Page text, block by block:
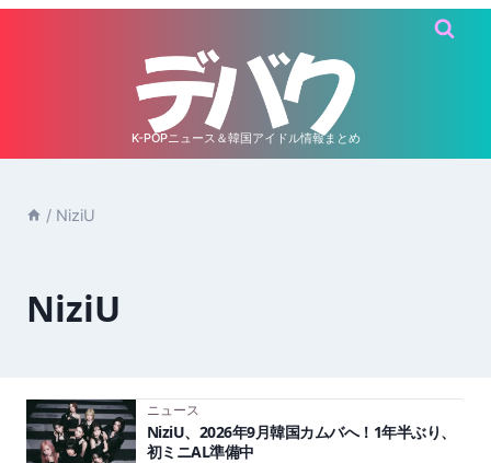
K-POPニュース＆韓国アイドル情報まとめ
/ NiziU
NiziU
ニュース
NiziU、2026年9月韓国カムバへ！1年半ぶり、
初ミニAL準備中